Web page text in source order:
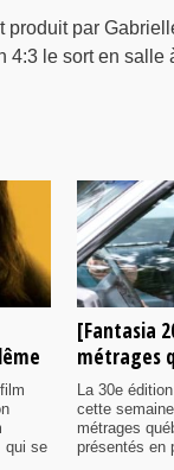
produit par
4:3 le sort en salle
qui se
[Fantasia
métrages
La 30e
cette
métrages
présentés en